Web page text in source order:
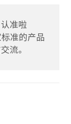
认准啦
准的产品
流。